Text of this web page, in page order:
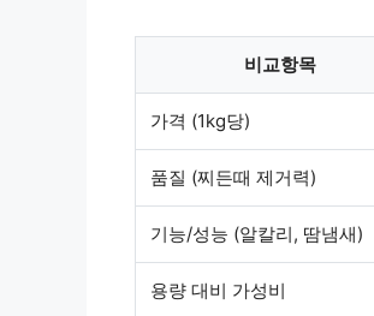
비교항목
가격 (1kg당)
품질 (찌든때 제거력)
기능/성능 (알칼리, 땀냄새)
용량 대비 가성비